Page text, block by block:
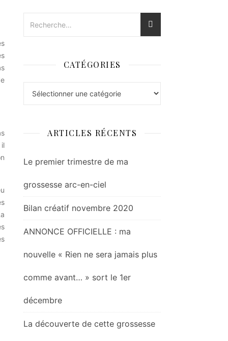
CATÉGORIES
ARTICLES RÉCENTS
Le premier trimestre de ma
grossesse arc-en-ciel
Bilan créatif novembre 2020
ANNONCE OFFICIELLE : ma
nouvelle « Rien ne sera jamais plus
comme avant… » sort le 1er
décembre
La découverte de cette grossesse